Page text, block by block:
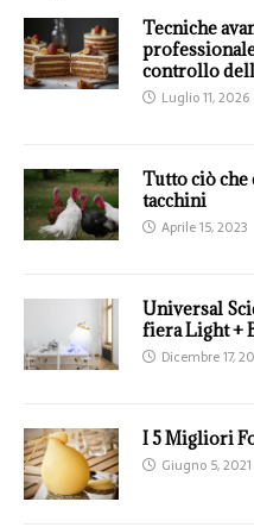
Tecniche
controllo
Luglio 11, 2026
Tutto ciò che
tacchini
Aprile 15, 2023
Universal
fiera Light +
Dicembre 17,
I 5 Migliori
Giugno 5, 2021